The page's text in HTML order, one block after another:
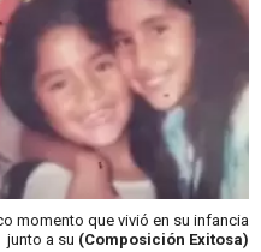
momento que vivió en su infancia
junto a su (Composición Exitosa)